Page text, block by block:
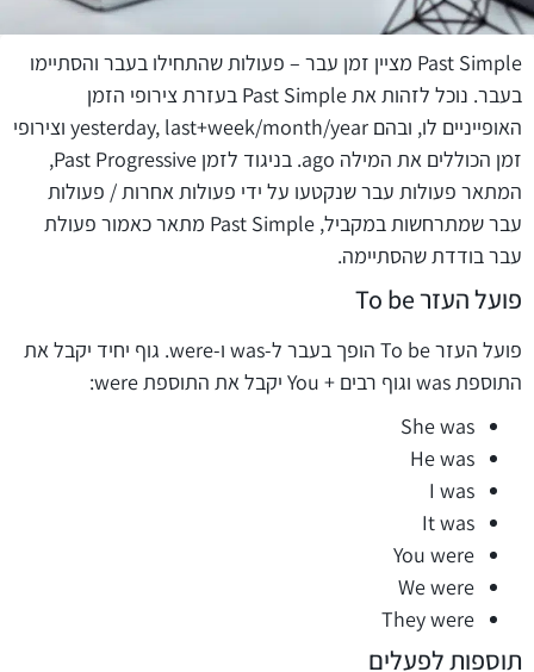
Past Simple מציין זמן עבר – פעולות שהתחילו בעבר והסתיימו
בעבר. נוכל לזהות את Past Simple בעזרת צירופי הזמן
האופייניים לו, ובהם yesterday, last+week/month/year וצירופי
זמן הכוללים את המילה ago. בניגוד לזמן Past Progressive,
המתאר פעולות עבר שנקטעו על ידי פעולות אחרות / פעולות
עבר שמתרחשות במקביל, Past Simple מתאר כאמור פעולת
עבר בודדת שהסתיימה.
פועל העזר To be
פועל העזר To be הופך בעבר ל-was ו-were. גוף יחיד יקבל את
התוספת was וגוף רבים + You יקבל את התוספת were:
She was
He was
I was
It was
You were
We were
They were
תוספות לפעלים